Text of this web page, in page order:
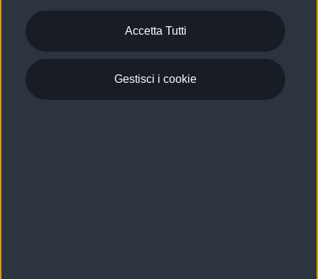
garanzia fino a 4 anni per una maggiore tutela del tuo
acquisto.
Accetta Tutti
Gestisci i cookie